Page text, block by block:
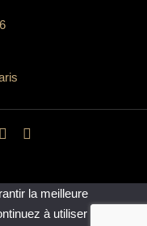
la meilleure
à utiliser ce site,